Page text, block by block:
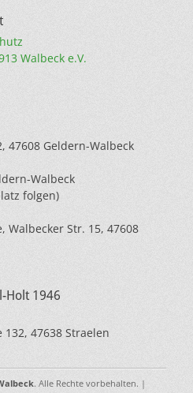
Walbeck e.V.
47608 Geldern-Walbeck
Walbeck
folgen)
Walbecker Str. 15, 47608
Holt 1946
47638 Straelen
. Alle Rechte vorbehalten. |